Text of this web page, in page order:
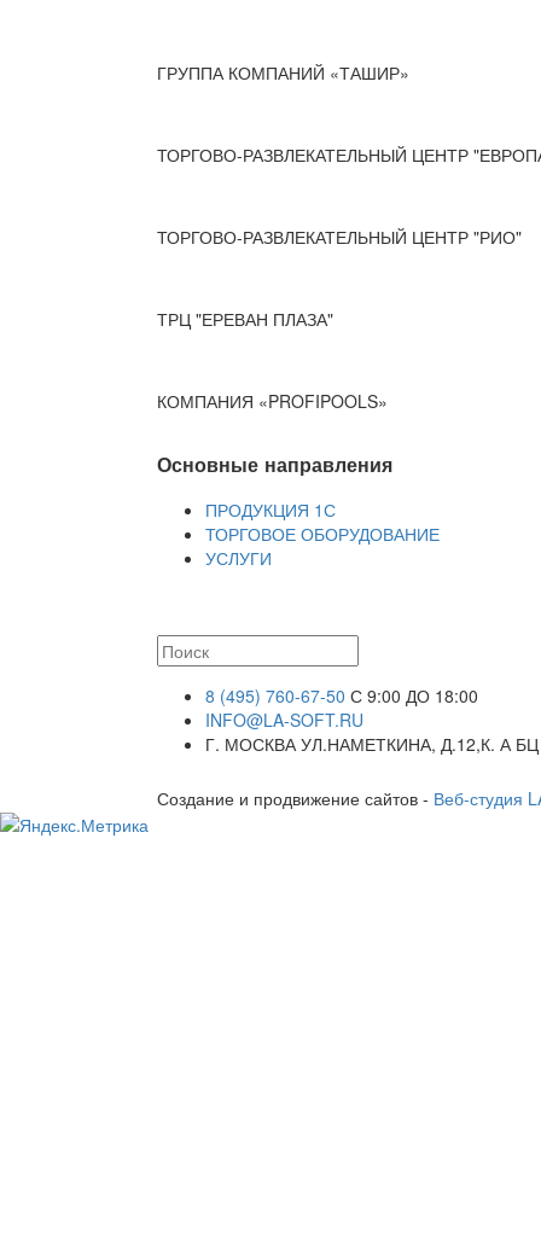
ГРУППА КОМПАНИЙ «ТАШИР»
ТОРГОВО-РАЗВЛЕКАТЕЛЬНЫЙ ЦЕНТР
ТОРГОВО-РАЗВЛЕКАТЕЛЬНЫЙ ЦЕНТР "РИО"
ТРЦ "ЕРЕВАН ПЛАЗА"
КОМПАНИЯ «PROFIPOOLS»
Основные направления
ПРОДУКЦИЯ 1С
ТОРГОВОЕ ОБОРУДОВАНИЕ
УСЛУГИ
8 (495) 760-67-50 С 9:00 ДО 18:00
INFO@LA-SOFT.RU
Г. МОСКВА УЛ.НАМЕТКИНА, Д.12,К. А
Создание и продвижение сайтов - Веб-студия